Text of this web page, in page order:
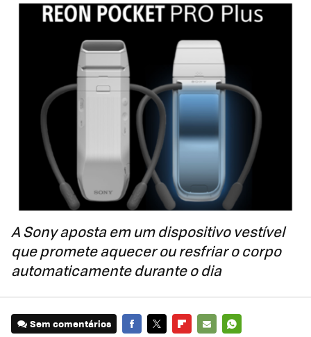
A Sony aposta em um dispositivo vestível
que promete aquecer ou resfriar o corpo
automaticamente durante o dia
Sem comentários